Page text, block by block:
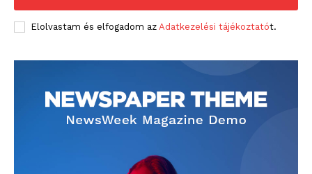
Elolvastam és elfogadom az Adatkezelési tájékoztatót.